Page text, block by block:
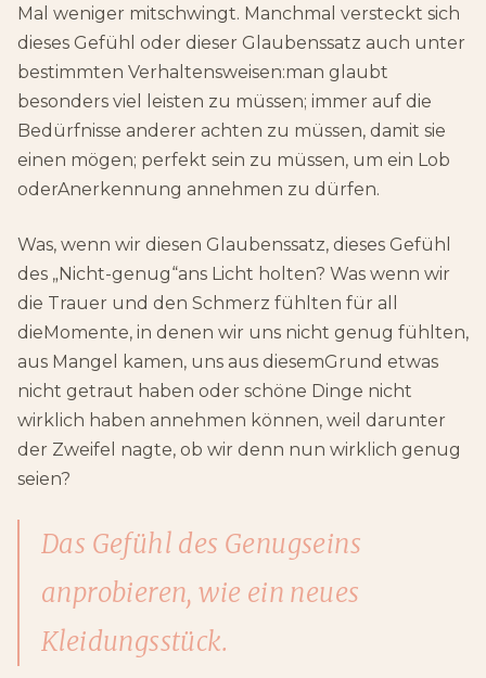
Mal weniger mitschwingt. Manchmal versteckt sich
dieses Gefühl oder dieser Glaubenssatz auch unter
bestimmten Verhaltensweisen:man glaubt
besonders viel leisten zu müssen; immer auf die
Bedürfnisse anderer achten zu müssen, damit sie
einen mögen; perfekt sein zu müssen, um ein Lob
oderAnerkennung annehmen zu dürfen.
Was, wenn wir diesen Glaubenssatz, dieses Gefühl
des „Nicht-genug“ans Licht holten? Was wenn wir
die Trauer und den Schmerz fühlten für all
dieMomente, in denen wir uns nicht genug fühlten,
aus Mangel kamen, uns aus diesemGrund etwas
nicht getraut haben oder schöne Dinge nicht
wirklich haben annehmen können, weil darunter
der Zweifel nagte, ob wir denn nun wirklich genug
seien?
Das Gefühl des Genugseins
anprobieren, wie ein neues
Kleidungsstück.